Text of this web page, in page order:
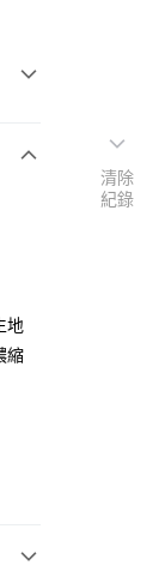
地
縮
清除
紀錄